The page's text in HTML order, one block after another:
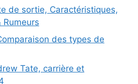
de sortie, Caractéristiques,
Rumeurs
des types de
Tate, carrière et